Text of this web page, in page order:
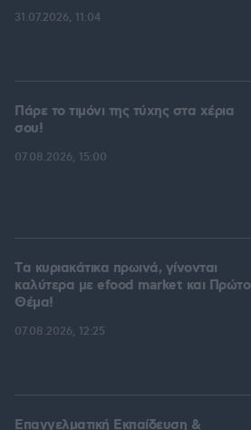
31.07.2026, 11:04
Πάρε το τιμόνι της τύχης στα χέρια
σου!
07.08.2026, 15:00
Tα κυριακάτικα πρωινά, γίνονται
καλύτερα με efood market και Πρώτο
Θέμα!
07.08.2026, 12:25
Επαγγελματική Εκπαίδευση &